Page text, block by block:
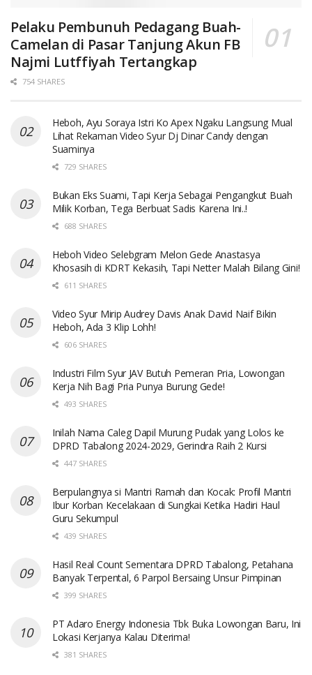
Pelaku Pembunuh Pedagang Buah-
Camelan di Pasar Tanjung Akun FB
Najmi Lutffiyah Tertangkap
754 SHARES
Heboh, Ayu Soraya Istri Ko Apex Ngaku Langsung Mual
Lihat Rekaman Video Syur Dj Dinar Candy dengan
Suaminya
729 SHARES
Bukan Eks Suami, Tapi Kerja Sebagai Pengangkut Buah
Milik Korban, Tega Berbuat Sadis Karena Ini..!
688 SHARES
Heboh Video Selebgram Melon Gede Anastasya
Khosasih di KDRT Kekasih, Tapi Netter Malah Bilang Gini!
611 SHARES
Video Syur Mirip Audrey Davis Anak David Naif Bikin
Heboh, Ada 3 Klip Lohh!
606 SHARES
Industri Film Syur JAV Butuh Pemeran Pria, Lowongan
Kerja Nih Bagi Pria Punya Burung Gede!
493 SHARES
Inilah Nama Caleg Dapil Murung Pudak yang Lolos ke
DPRD Tabalong 2024-2029, Gerindra Raih 2 Kursi
447 SHARES
Berpulangnya si Mantri Ramah dan Kocak: Profil Mantri
Ibur Korban Kecelakaan di Sungkai Ketika Hadiri Haul
Guru Sekumpul
439 SHARES
Hasil Real Count Sementara DPRD Tabalong, Petahana
Banyak Terpental, 6 Parpol Bersaing Unsur Pimpinan
399 SHARES
PT Adaro Energy Indonesia Tbk Buka Lowongan Baru, Ini
Lokasi Kerjanya Kalau Diterima!
381 SHARES